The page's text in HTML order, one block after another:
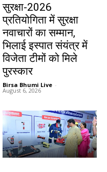
सुरक्षा-2026
प्रतियोगिता में सुरक्षा
नवाचारों का सम्मान,
भिलाई इस्पात संयंत्र में
विजेता टीमों को मिले
पुरस्कार
Birsa Bhumi Live -
August 6, 2026